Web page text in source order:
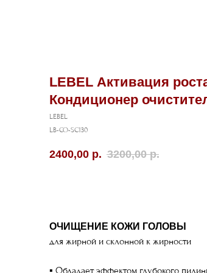
LEBEL Активация
Кондиционер
LEBEL
LB-CO-SC130
2400,00 р. 3200,00 р.
ОЧИЩЕНИЕ КОЖИ ГОЛОВЫ
для жирной и склонной к жирности
▪ Обладает эффектом глубокого